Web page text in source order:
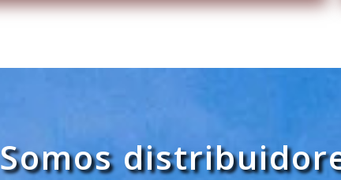
Somos